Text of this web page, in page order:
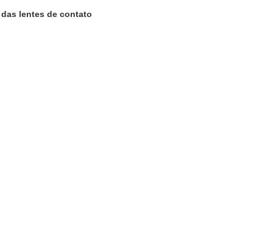
lentes de contato